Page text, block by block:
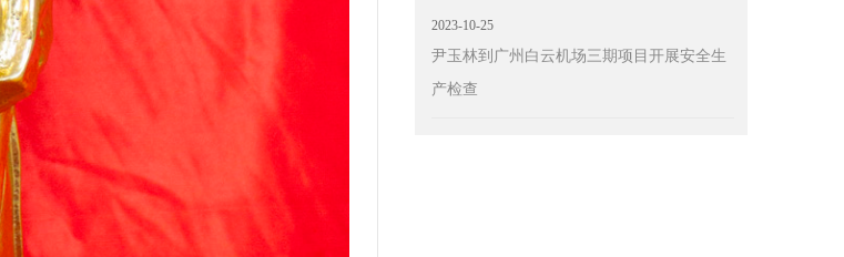
2023-10-25
尹玉林到广州白云机场三期项目开展安全生
产检查